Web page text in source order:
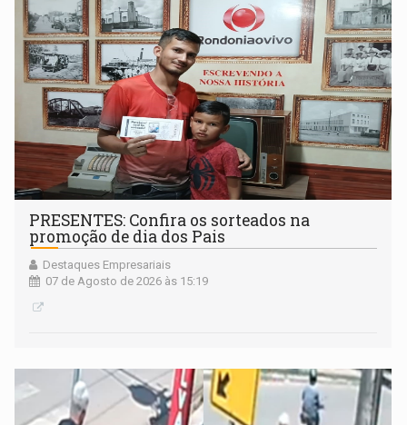
PRESENTES: Confira os sorteados na
promoção de dia dos Pais
Destaques Empresariais
07 de Agosto de 2026 às 15:19